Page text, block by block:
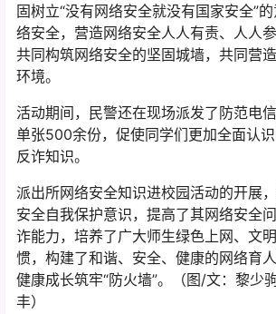
固树立“没有网络安全就没有国家安全”
络安全，营造网络安全人人有责、人人参
共同构筑网络安全的坚固城墙，共同营
环境。
活动期间，民警还在现场派发了防范电
单张500余份，促使同学们更加全面认
反诈知识。
派出所网络安全知识进校园活动的开展
安全自我保护意识，提高了其网络安全
诈能力，培养了广大师生绿色上网、文
惯，构建了和谐、安全、健康的网络育
健康成长筑牢“防火墙”。（图/文：黎
丰）